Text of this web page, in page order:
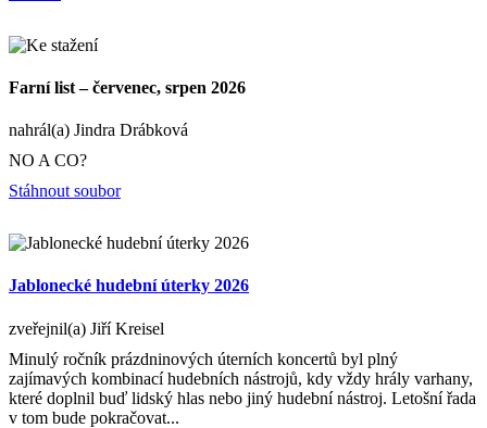
Farní list – červenec, srpen 2026
nahrál(a) Jindra Drábková
NO A CO?
Stáhnout soubor
Jablonecké hudební úterky 2026
zveřejnil(a) Jiří Kreisel
Minulý ročník prázdninových úterních koncertů byl plný
zajímavých kombinací hudebních nástrojů, kdy vždy hrály varhany,
které doplnil buď lidský hlas nebo jiný hudební nástroj. Letošní řada
v tom bude pokračovat...